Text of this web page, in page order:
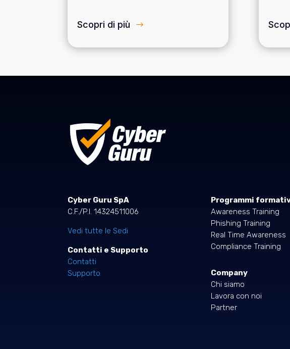
Scopri di più
Cyber Guru SpA
C.F./P.I. 14324511006
Vedi tutte le Sedi
Contatti e Supporto
Contatti
Supporto
Programmi
Awareness Training
Phishing Training
Real Time Awareness
Compliance Training
Company
Chi siamo
Lavora con noi
Partner